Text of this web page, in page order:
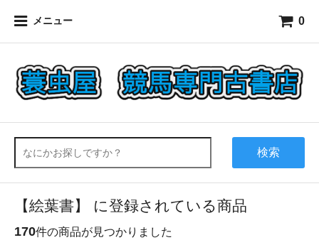
メニュー 0
検索
【絵葉書】 に登録されている商品
170件の商品が見つかりました